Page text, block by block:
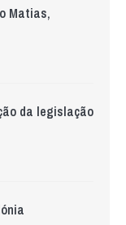
Matias,
da legislação